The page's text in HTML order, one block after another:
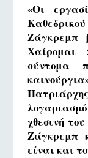
«Οι
Ζάγκρεμπ
σύντομα
χθεσινή
Ζάγκρεμπ
είναι και